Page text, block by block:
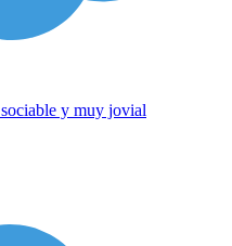
y muy jovial